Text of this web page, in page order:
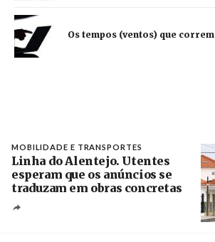
Os tempos (ventos) que correm
MOBILIDADE E TRANSPORTES
Linha do Alentejo. Utentes
esperam que os anúncios se
traduzam em obras concretas